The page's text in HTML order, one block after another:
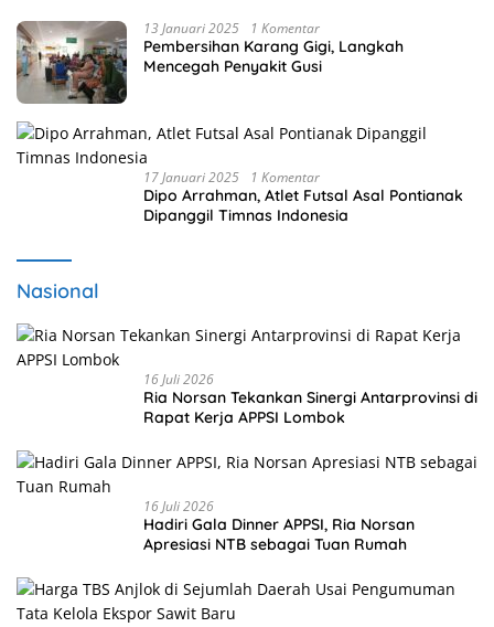
13 Januari 2025 1 Komentar
Pembersihan Karang Gigi, Langkah
Mencegah Penyakit Gusi
17 Januari 2025 1 Komentar
Dipo Arrahman, Atlet Futsal Asal Pontianak
Dipanggil Timnas Indonesia
Nasional
16 Juli 2026
Ria Norsan Tekankan Sinergi Antarprovinsi di
Rapat Kerja APPSI Lombok
16 Juli 2026
Hadiri Gala Dinner APPSI, Ria Norsan
Apresiasi NTB sebagai Tuan Rumah